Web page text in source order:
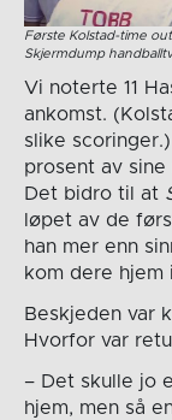
Første Kolstad-time
Skjermdump
Vi noterte 11
ankomst.
slike
prosent av
Det bidro til at
løpet av de
han mer enn
kom dere hjem
Beskjeden var
Hvorfor var
– Det skulle jo
hjem, men så